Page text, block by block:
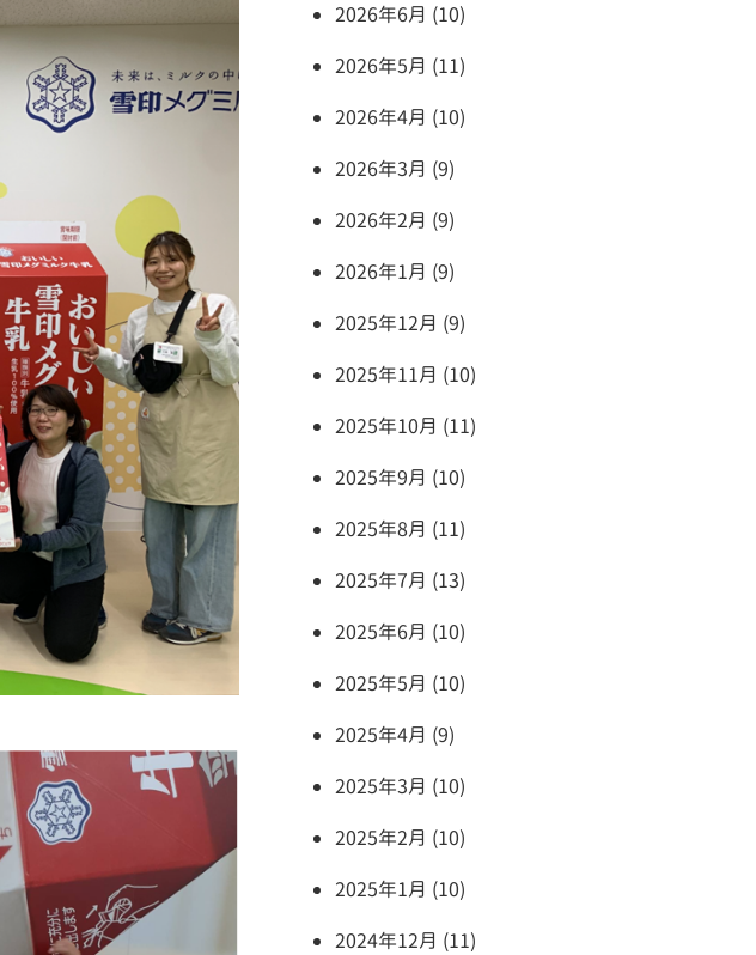
2026年6月 (10)
2026年5月 (11)
2026年4月 (10)
2026年3月 (9)
2026年2月 (9)
2026年1月 (9)
2025年12月 (9)
2025年11月 (10)
2025年10月 (11)
2025年9月 (10)
2025年8月 (11)
2025年7月 (13)
2025年6月 (10)
2025年5月 (10)
2025年4月 (9)
2025年3月 (10)
2025年2月 (10)
2025年1月 (10)
2024年12月 (11)